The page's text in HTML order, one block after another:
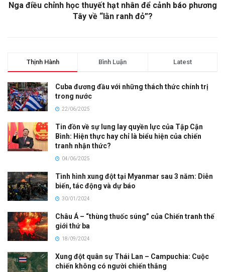
Nga điều chỉnh học thuyết hạt nhân để cảnh báo phương
Tây về “lằn ranh đỏ”?
Thịnh Hành Bình Luận Latest
Cuba đương đầu với những thách thức chính trị
trong nước
22/06/2025
Tin đồn về sự lung lay quyền lực của Tập Cận
Bình: Hiện thực hay chỉ là biểu hiện của chiến
tranh nhận thức?
04/06/2025
Tình hình xung đột tại Myanmar sau 3 năm: Diễn
biến, tác động và dự báo
30/01/2024
Châu Á – “thùng thuốc súng” của Chiến tranh thế
giới thứ ba
18/09/2024
Xung đột quân sự Thái Lan – Campuchia: Cuộc
chiến không có người chiến thắng